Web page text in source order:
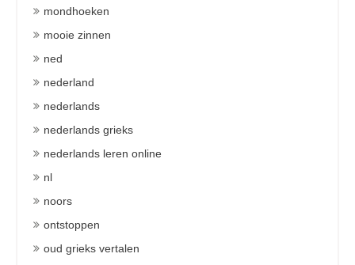
mondhoeken
mooie zinnen
ned
nederland
nederlands
nederlands grieks
nederlands leren online
nl
noors
ontstoppen
oud grieks vertalen